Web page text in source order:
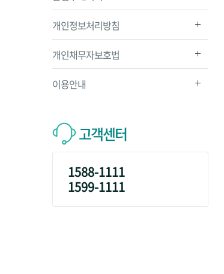
개인정보처리방침
개인채무자보호법
이용안내
고객센터
1588-1111
1599-1111